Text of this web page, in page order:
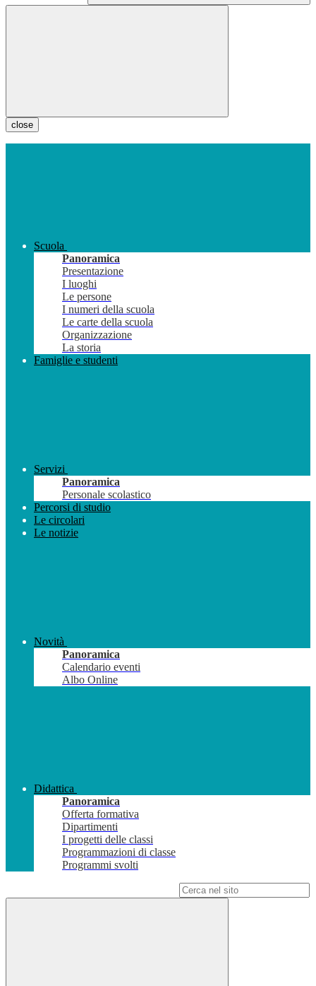
close
Scuola
Panoramica
Presentazione
I luoghi
Le persone
I numeri della scuola
Le carte della scuola
Organizzazione
La storia
Famiglie e studenti
Servizi
Panoramica
Personale scolastico
Percorsi di studio
Le circolari
Le notizie
Novità
Panoramica
Calendario eventi
Albo Online
Didattica
Panoramica
Offerta formativa
Dipartimenti
I progetti delle classi
Programmazioni di classe
Programmi svolti